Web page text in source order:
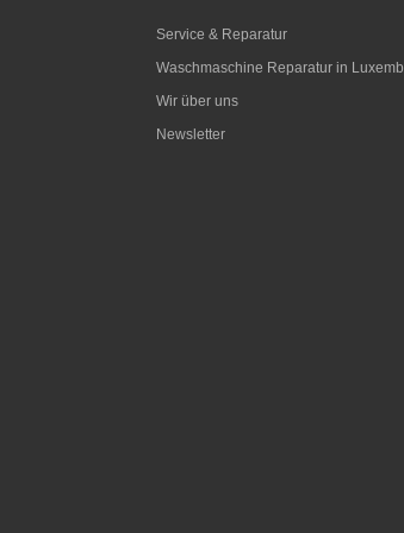
Service & Reparatur
Waschmaschine Reparatur in
Wir über uns
Newsletter